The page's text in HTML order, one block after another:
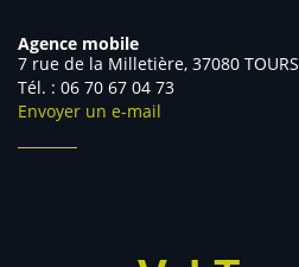
Agence mobile
7 rue de la Milletière, 37080 TOURS
Tél. : 06 70 67 04 73
Envoyer un e-mail